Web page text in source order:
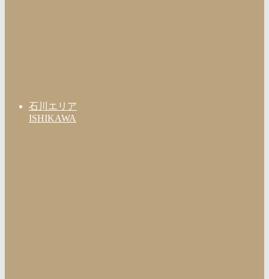
石川エリア
ISHIKAWA